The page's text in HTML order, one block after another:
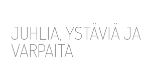
JUHLIA, YSTÄVIÄ
VARPAITA